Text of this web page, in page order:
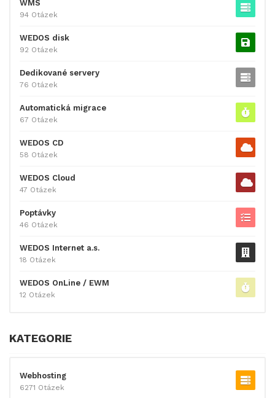
WMS
94 Otázek
WEDOS disk
92 Otázek
Dedikované servery
76 Otázek
Automatická migrace
67 Otázek
WEDOS CD
58 Otázek
WEDOS Cloud
47 Otázek
Poptávky
46 Otázek
WEDOS Internet a.s.
18 Otázek
WEDOS OnLine / EWM
12 Otázek
KATEGORIE
Webhosting
6271 Otázek